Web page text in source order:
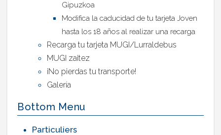
Gipuzkoa
Modifica la caducidad de tu tarjeta Joven
hasta los 18 años al realizar una recarga
Recarga tu tarjeta MUGI/Lurraldebus
MUGI zaitez
¡No pierdas tu transporte!
Galería
Bottom Menu
Particuliers